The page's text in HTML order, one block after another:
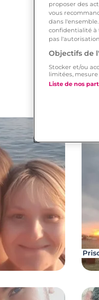
proposer des
vous
dans
confidentialité à
pas
Objectifs de
Stocker et/ou
limitées,
Liste de nos